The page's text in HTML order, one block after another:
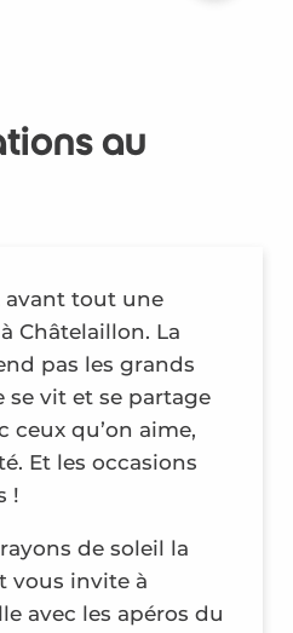
au
avant tout une
Châtelaillon. La
pas les grands
se vit et se partage
ceux qu’on aime,
Et les occasions
!
de soleil la
vous invite à
avec les apéros du